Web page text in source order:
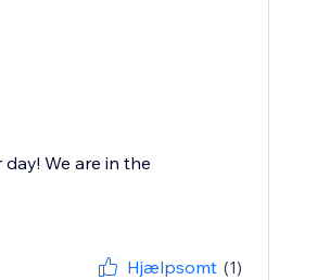
We are in the
Hjælpsomt (1)